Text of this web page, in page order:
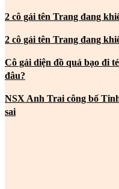
2 cô gái tên Trang đang
2 cô gái tên Trang đang
Cô gái diện đồ quá bạo đi
đâu?
NSX Anh Trai công bố
sai